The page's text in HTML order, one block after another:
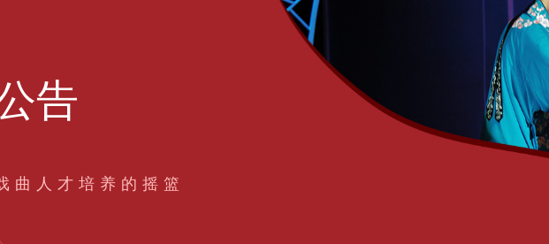
告
曲人才培养的摇篮